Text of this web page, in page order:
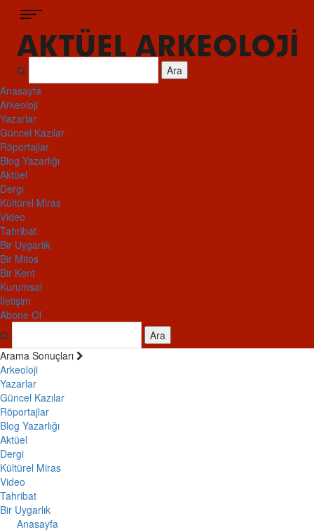
Ara
Anasayfa
Arkeoloji
Yazarlar
Güncel Kazılar
Röportajlar
Blog Yazarlığı
Aktüel
Dergi
Kültürel Miras
Video
Tahribat
Bir Uygarlık
Bir Mitos
Bir Kent
Kurumsal
İletişim
Abone Ol
Ara
Arama Sonuçları
Arkeoloji
Yazarlar
Güncel Kazılar
Röportajlar
Blog Yazarlığı
Aktüel
Dergi
Kültürel Miras
Video
Tahribat
Bir Uygarlık
Anasayfa